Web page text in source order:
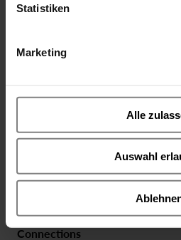
Statistiken
Marketing
Alle
Auswahl
The type 3/071 is suitable for
switching and in the fail-safe
flows, for example natural gas
bar. Using suitable solenoid
can be installed in an explosive
Please note the necessary
the function of the main spool.
install a fine filter 0.04mm
Technical informations
Connections